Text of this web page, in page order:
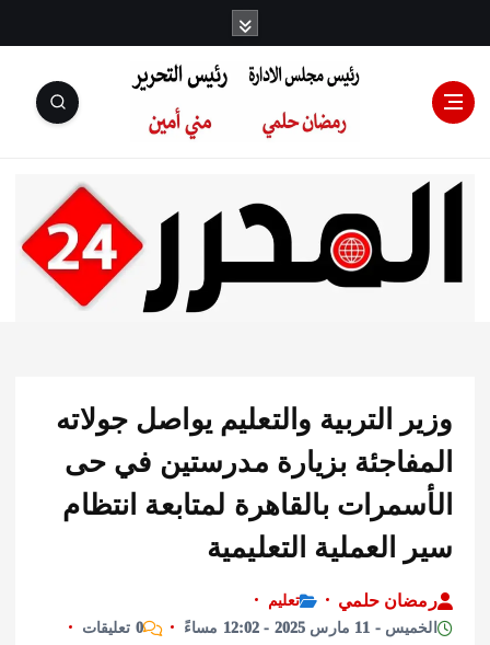
رئيس مجلس
الإدارة: رمضان
التحرير:مني أمين
التربية والتعليم يواصل جولاته
بزيارة مدرستين في حى
بالقاهرة لمتابعة انتظام
التعليمية
حلمي
تعليم
2025 - 12:02 مساءً
0 تعليقات